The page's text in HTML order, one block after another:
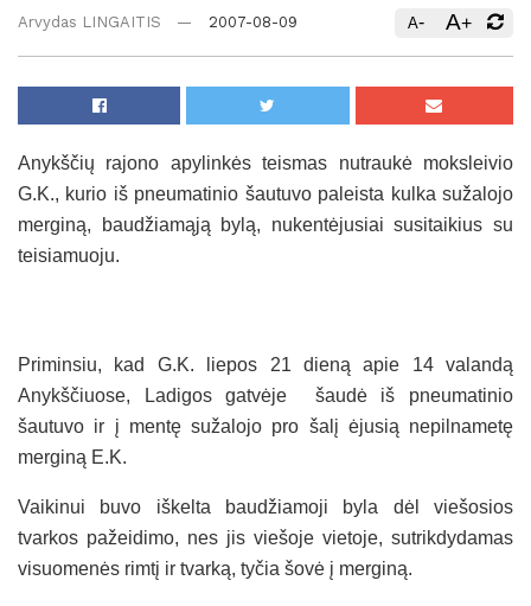
Arvydas LINGAITIS 2007-08-09 A- A+
Anykščių rajono apylinkės teismas nutraukė moksleivio
G.K., kurio iš pneumatinio šautuvo paleista kulka sužalojo
merginą, baudžiamąją bylą, nukentėjusiai susitaikius su
teisiamuoju.
Priminsiu, kad G.K. liepos 21 dieną apie 14 valandą
Anykščiuose, Ladigos gatvėje
šaudė iš pneumatinio
šautuvo ir į mentę sužalojo pro šalį ėjusią nepilnametę
merginą E.K.
Vaikinui buvo iškelta baudžiamoji byla dėl viešosios
tvarkos pažeidimo, nes jis viešoje vietoje, sutrikdydamas
visuomenės rimtį ir tvarką, tyčia šovė į merginą.